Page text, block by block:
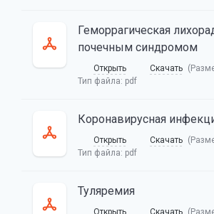
Геморрагическая
почечным синдромом
Открыть Скачать
Тип файла: pdf
Коронавирусная
Открыть Скачать
Тип файла: pdf
Туляремия
Открыть Скачать